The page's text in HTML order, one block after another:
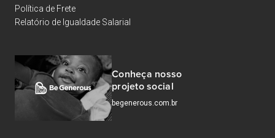
Política de Frete
Relatório de Igualdade Salarial
Conheça nosso
projeto social
begenerous.com.br